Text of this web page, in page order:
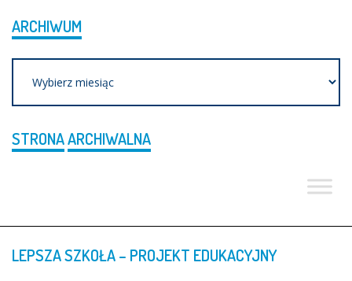
ARCHIWUM
STRONAARCHIWALNA
LEPSZASZKOŁA– PROJEKT EDUKACYJNY